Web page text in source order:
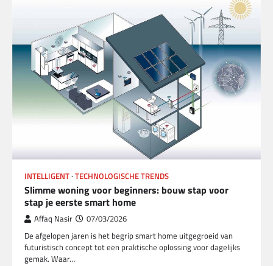
INTELLIGENT TECHNOLOGISCHE TRENDS
Slimme woning voor beginners: bouw stap voor
stap je eerste smart home
Affaq Nasir 07/03/2026
De afgelopen jaren is het begrip smart home uitgegroeid van
futuristisch concept tot een praktische oplossing voor dagelijks
gemak. Waar…